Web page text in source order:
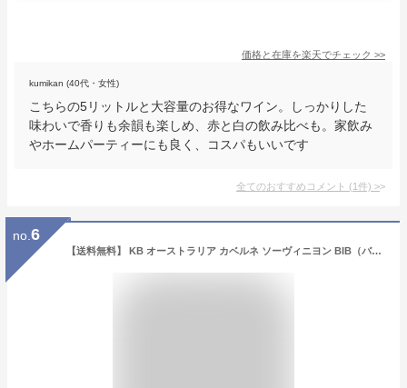
価格と在庫を楽天でチェック >>
kumikan (40代・女性)
こちらの5リットルと大容量のお得なワイン。しっかりした
味わいで香りも余韻も楽しめ、赤と白の飲み比べも。家飲み
やホームパーティーにも良く、コスパもいいです
全てのおすすめコメント (1件) >
no. 6
【送料無料】 KB オーストラリア カベルネ ソーヴィニヨン BIB（バッグインボックス）3000ml 4本 1ケース 赤ワイン 箱ワイン オーストラリア 包装不可 他商品と同梱不可